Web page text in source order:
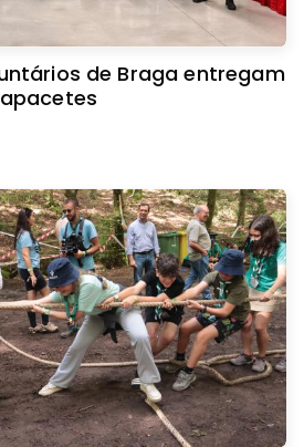
de Braga entregam